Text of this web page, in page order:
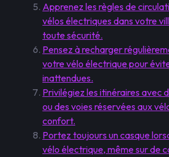
Apprenez les règles de
vélos électriques dans votre
toute sécurité.
Pensez à recharger
votre vélo électrique pour
inattendues.
Privilégiez les itinéraires avec
ou des voies réservées aux
confort.
Portez toujours un casque
vélo électrique, même sur de